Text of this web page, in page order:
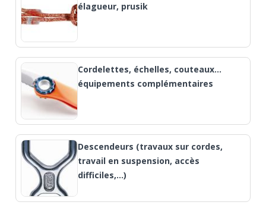
élagueur, prusik
Cordelettes, échelles, couteaux…
équipements complémentaires
Descendeurs (travaux sur cordes,
travail en suspension, accès
difficiles,...)